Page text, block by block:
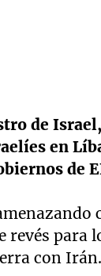
de Israel,
en
de
revés para
con Irán.